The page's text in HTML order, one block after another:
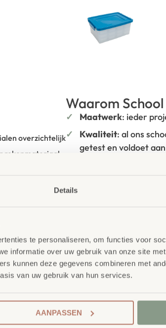
Details
te personaliseren, om functies voor
informatie over uw gebruik van onze site
kunnen deze gegevens combineren met
van uw gebruik van hun services.
AANPASSEN
overzichtelijk
rekenmateriaal,
afgestemd
box om
In de grote
worden
inhoud goed
zijn perfect
Waarom
Maatwerk: ieder
Kwaliteit: al ons
getest en voldoet
: wij
hout. Daarnaast
SKU 774950